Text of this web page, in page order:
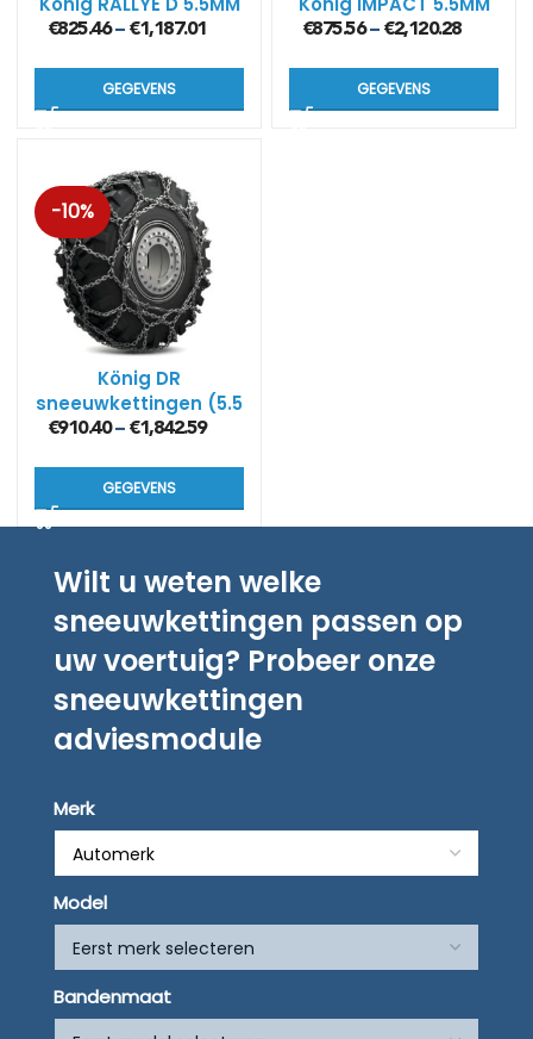
€825.46– €1,187.01
GEGEVENS
€875.56– €2,120.28
GEGEVENS
-10%
König DR
sneeuwkettingen (5.5
mm)
€910.40– €1,842.59
GEGEVENS
Wilt u weten welke
sneeuwkettingen passen op
uw voertuig? Probeer onze
sneeuwkettingen
adviesmodule
Merk
Model
Bandenmaat